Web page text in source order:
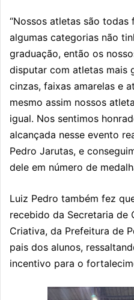
“Nossos atletas são todas
algumas categorias não
graduação, então os
disputar com atletas mais
cinzas, faixas amarelas e
mesmo assim nossos
igual. Nos sentimos
alcançada nesse evento
Pedro Jarutas, e
dele em número de
Luiz Pedro também fez
recebido da Secretaria de
Criativa, da Prefeitura de
pais dos alunos,
incentivo para o